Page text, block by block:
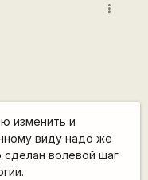
more_vert
изменить и
виду надо же
волевой шаг